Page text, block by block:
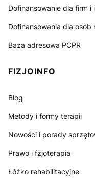
Dofinansowanie dla firm i
Dofinansowania dla osób
Baza adresowa PCPR
FIZJOINFO
Blog
Metody i formy terapii
Nowości i porady
Prawo i fzjoterapia
Łóżko rehabilitacyjne